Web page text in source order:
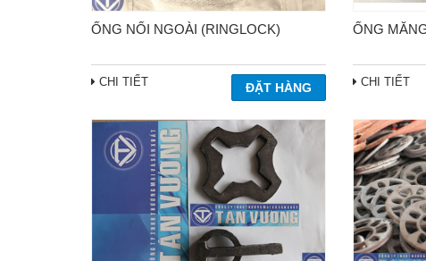
ỐNG NỐI NGOÀI (RINGLOCK)
CHI TIẾT
ỐNG
CHI TIẾT